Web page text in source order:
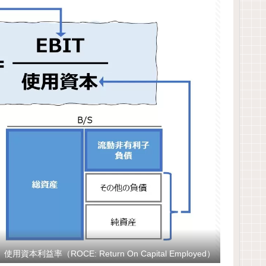
使用資本利益率（ROCE: Return On Capital Employed）